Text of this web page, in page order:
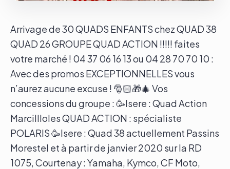
Arrivage de 30 QUADS ENFANTS chez QUAD 38
QUAD 26 GROUPE QUAD ACTION !!!!! faites
votre marché ! 04 37 06 16 13 ou 04 28 70 70 10 :
Avec des promos EXCEPTIONNELLES vous
n’aurez aucune excuse ! 🎅🏻🎁🎄 Vos
concessions du groupe : 🥳Isere : Quad Action
Marcillloles QUAD ACTION : spécialiste
POLARIS 🥳Isere : Quad 38 actuellement Passins
Morestel et à partir de janvier 2020 sur la RD
1075, Courtenay : Yamaha, Kymco, CF Moto,